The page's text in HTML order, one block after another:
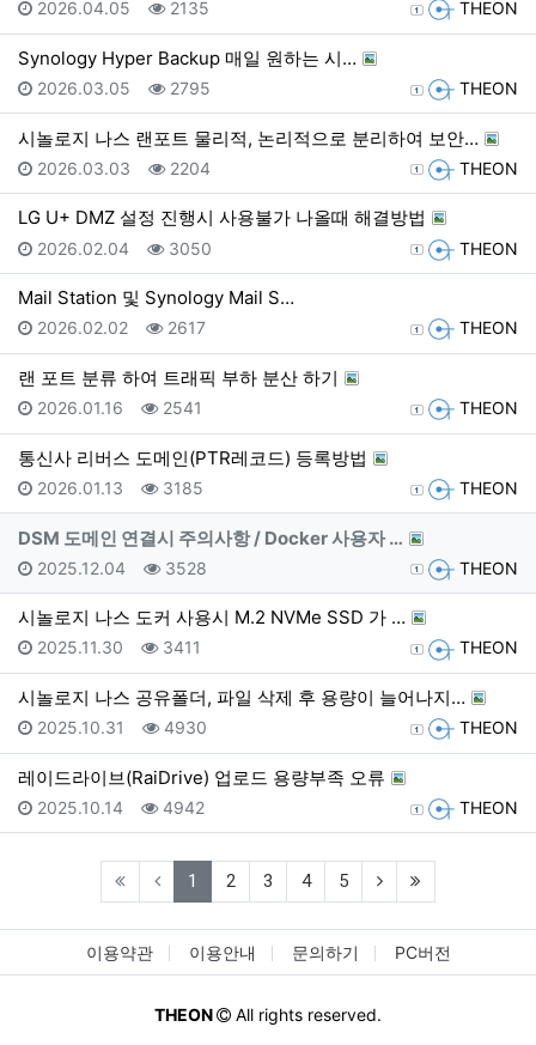
등록자 THEON
등록일
2026.04.05 조회
2135
Synology Hyper Backup 매일 원하는 시…
등록자 THEON
등록일
2026.03.05 조회
2795
시놀로지 나스 랜포트 물리적, 논리적으로 분리하여 보안…
등록자 THEON
등록일
2026.03.03 조회
2204
LG U+ DMZ 설정 진행시 사용불가 나올때 해결방법
등록자 THEON
등록일
2026.02.04 조회
3050
Mail Station 및 Synology Mail S…
등록자 THEON
등록일
2026.02.02 조회
2617
랜 포트 분류 하여 트래픽 부하 분산 하기
등록자 THEON
등록일
2026.01.16 조회
2541
통신사 리버스 도메인(PTR레코드) 등록방법
등록자 THEON
등록일
2026.01.13 조회
3185
DSM 도메인 연결시 주의사항 / Docker 사용자 …
등록자 THEON
등록일
2025.12.04 조회
3528
시놀로지 나스 도커 사용시 M.2 NVMe SSD 가 …
등록자 THEON
등록일
2025.11.30 조회
3411
시놀로지 나스 공유폴더, 파일 삭제 후 용량이 늘어나지…
등록자 THEON
등록일
2025.10.31 조회
4930
레이드라이브(RaiDrive) 업로드 용량부족 오류
등록자 THEON
등록일
2025.10.14 조회
4942
1 (current)
2 3 4 5 (next)
이용약관 이용안내 문의하기 PC버전
THEON All rights reserved.